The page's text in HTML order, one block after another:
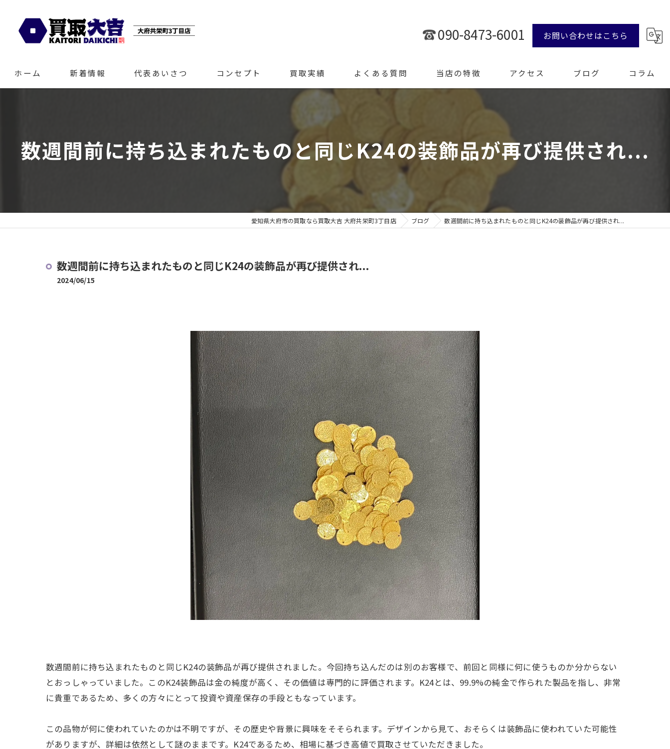
090-8473-6001 お問い合わせはこちら
ホーム 新着情報 代表あいさつ コンセプト 買取実績 よくある質問 当店の特徴
腕時計
遺品整理
アクセス ブログ コラム
数週間前に持ち込まれたものと同じK24の装飾品が再び提供され...
愛知県大府市の買取なら買取大吉 大府共栄町3丁目店 ブログ 数週間前に持ち込まれたものと同じK24の装飾品が再び提供され...
数週間前に持ち込まれたものと同じK24の装飾品が再び提供され...
2024/06/15
数週間前に持ち込まれたものと同じK24の装飾品が再び提供されました。今回持ち込んだのは別のお客様で、前回と同様に何に使うものか分からない
とおっしゃっていました。このK24装飾品は金の純度が高く、その価値は専門的に評価されます。K24とは、99.9%の純金で作られた製品を指し、非常
に貴重であるため、多くの方々にとって投資や資産保存の手段ともなっています。
この品物が何に使われていたのかは不明ですが、その歴史や背景に興味をそそられます。デザインから見て、おそらくは装飾品に使われていた可能性
がありますが、詳細は依然として謎のままです。K24であるため、相場に基づき高値で買取させていただきました。